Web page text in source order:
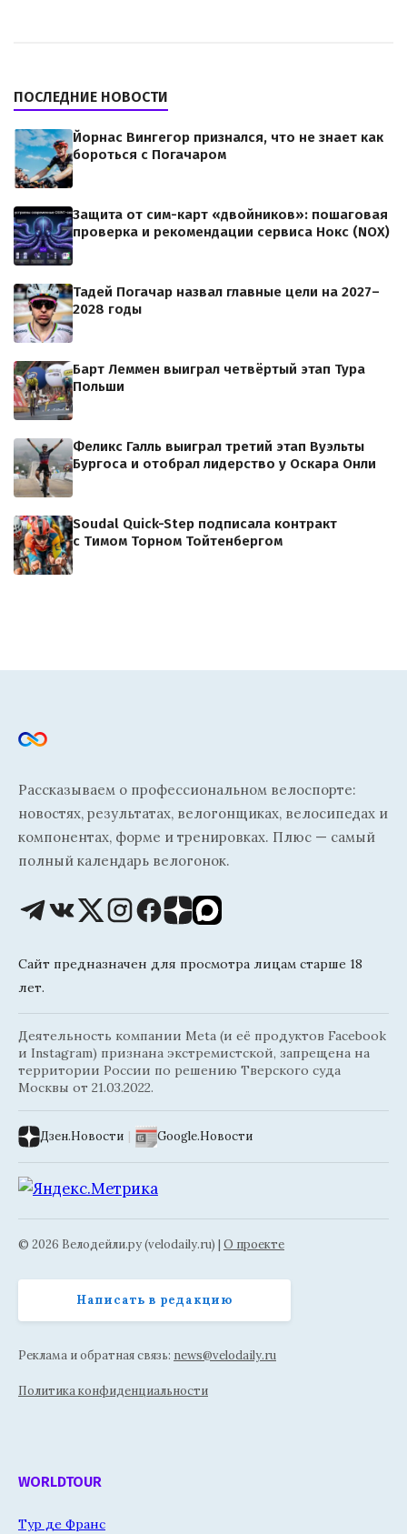
ПОСЛЕДНИЕ НОВОСТИ
Йорнас Вингегор признался, что не знает как
бороться с Погачаром
Защита от сим-карт «двойников»: пошаговая
проверка и рекомендации сервиса Нокс (NOX)
Тадей Погачар назвал главные цели на 2027–
2028 годы
Барт Леммен выиграл четвёртый этап Тура
Польши
Феликс Галль выиграл третий этап Вуэльты
Бургоса и отобрал лидерство у Оскара Онли
Soudal Quick-Step подписала контракт
с Тимом Торном Тойтенбергом
Рассказываем о профессиональном велоспорте:
новостях, результатах, велогонщиках, велосипедах и
компонентах, форме и тренировках. Плюс — самый
полный календарь велогонок.
Сайт предназначен для просмотра лицам старше 18
лет.
Деятельность компании Meta (и её продуктов Facebook
и Instagram) признана экстремистской, запрещена на
территории России по решению Тверского суда
Москвы от 21.03.2022.
Дзен.Новости | Google.Новости
© 2026 Велодейли.ру (velodaily.ru) | О проекте
Написать в редакцию
Реклама и обратная связь: news@velodaily.ru
Политика конфиденциальности
WORLDTOUR
Тур де Франс